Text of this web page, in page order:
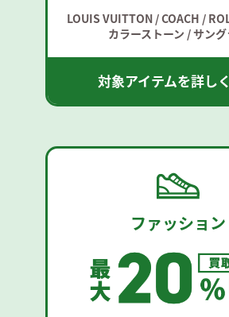
LOUIS VUITTON / COACH /
カラーストーン / サング
対象アイテムを詳し
ファッション